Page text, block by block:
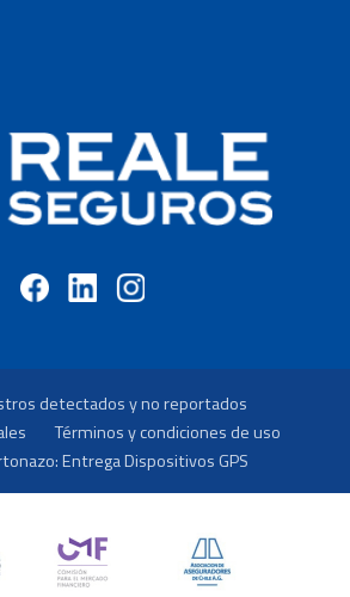
detectados y no reportados
Términos y condiciones de uso
Entrega Dispositivos GPS